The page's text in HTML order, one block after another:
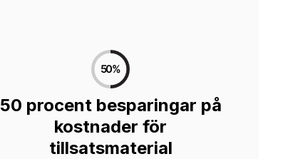
50 procent besparingar på
kostnader för
tillsatsmaterial